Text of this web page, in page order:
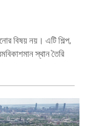
বিষয় নয়। এটি শিল্প,
স্থান তৈরি